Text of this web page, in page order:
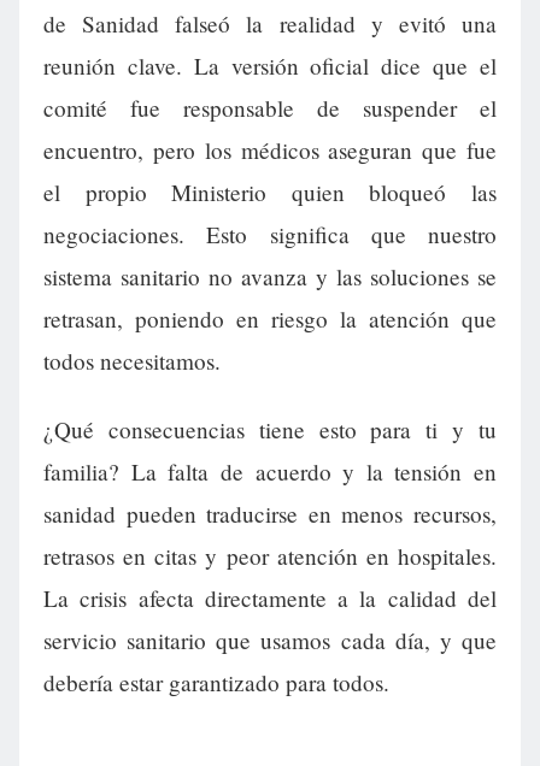
de Sanidad falseó la realidad y evitó una
reunión clave. La versión oficial dice que el
comité fue responsable de suspender el
encuentro, pero los médicos aseguran que fue
el propio Ministerio quien bloqueó las
negociaciones. Esto significa que nuestro
sistema sanitario no avanza y las soluciones se
retrasan, poniendo en riesgo la atención que
todos necesitamos.
¿Qué consecuencias tiene esto para ti y tu
familia? La falta de acuerdo y la tensión en
sanidad pueden traducirse en menos recursos,
retrasos en citas y peor atención en hospitales.
La crisis afecta directamente a la calidad del
servicio sanitario que usamos cada día, y que
debería estar garantizado para todos.